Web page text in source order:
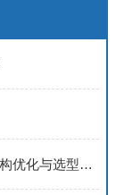
大流量需求专用：柴油机中开泵的泵体结构优化与选型策略